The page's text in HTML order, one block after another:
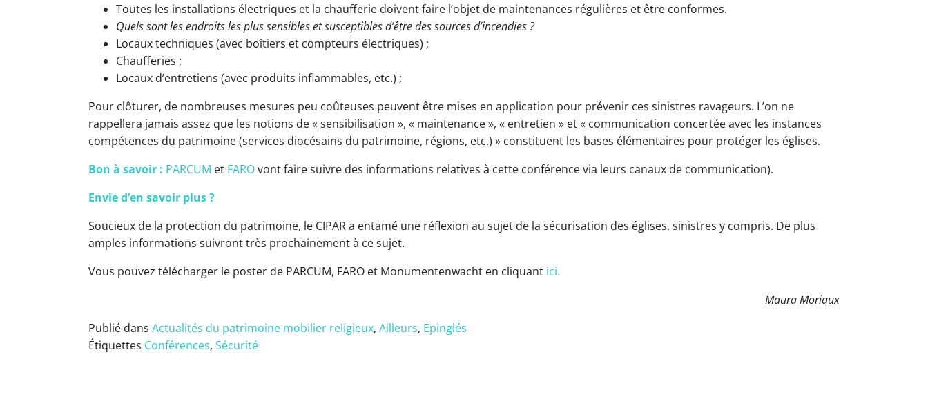
Toutes les installations électriques et la chaufferie doivent faire l’objet de maintenances régulières et être conformes.
Quels sont les endroits les plus sensibles et susceptibles d’être des sources d’incendies ?
Locaux techniques (avec boîtiers et compteurs électriques) ;
Chaufferies ;
Locaux d’entretiens (avec produits inflammables, etc.) ;
Pour clôturer, de nombreuses mesures peu coûteuses peuvent être mises en application pour prévenir ces sinistres ravageurs. L’on ne
rappellera jamais assez que les notions de « sensibilisation », « maintenance », « entretien » et « communication concertée avec les instances
compétences du patrimoine (services diocésains du patrimoine, régions, etc.) » constituent les bases élémentaires pour protéger les églises.
Bon à savoir : PARCUM et FAROvont faire suivre des informations relatives à cette conférence via leurs canaux de communication).
Envie d’en savoir plus ?
Soucieux de la protection du patrimoine, le CIPAR a entamé une réflexion au sujet de la sécurisation des églises, sinistres y compris. De plus
amples informations suivront très prochainement à ce sujet.
Vous pouvez télécharger le poster de PARCUM, FARO et Monumentenwacht en cliquant ici.
Maura Moriaux
Publié dans Actualités du patrimoine mobilier religieux, Ailleurs, Epinglés
Étiquettes Conférences, Sécurité